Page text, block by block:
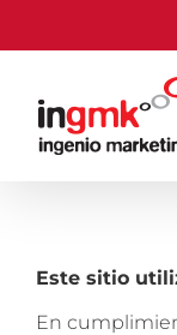
Este sitio
En